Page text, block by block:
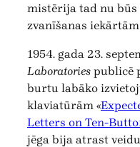
mistērija tad nu
zvanīšanas
1954. gada 23.
Laboratories publicē
burtu labāko
klaviatūrām «
Letters on Ten-
jēga bija atrast